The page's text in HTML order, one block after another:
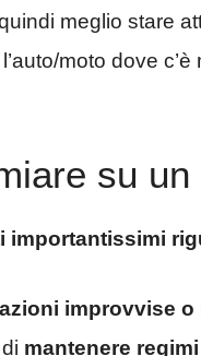
meglio stare
moto dove
su un
importantissimi
improvvise
mantenere